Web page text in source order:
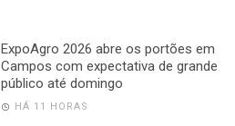
ExpoAgro 2026 abre os portões em
Campos com expectativa de grande
público até domingo
HÁ 11 HORAS